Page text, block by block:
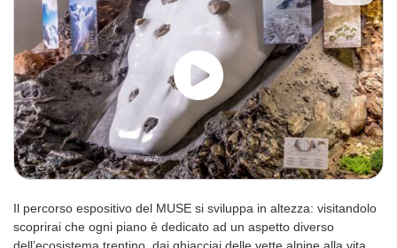
Il percorso espositivo del MUSE si sviluppa in altezza: visitandolo
scoprirai che ogni piano è dedicato ad un aspetto diverso